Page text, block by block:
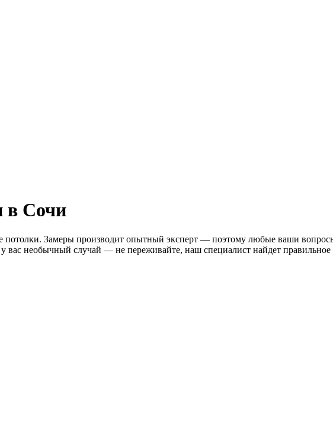
в Сочи
Замеры производит опытный эксперт — поэтому любые ваши
вас необычный случай — не переживайте, наш специалист найдет